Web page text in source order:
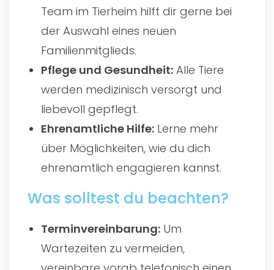
Team im Tierheim hilft dir gerne bei
der Auswahl eines neuen
Familienmitglieds.
Pflege und Gesundheit: Alle Tiere
werden medizinisch versorgt und
liebevoll gepflegt.
Ehrenamtliche Hilfe: Lerne mehr
über Möglichkeiten, wie du dich
ehrenamtlich engagieren kannst.
Was solltest du beachten?
Terminvereinbarung: Um
Wartezeiten zu vermeiden,